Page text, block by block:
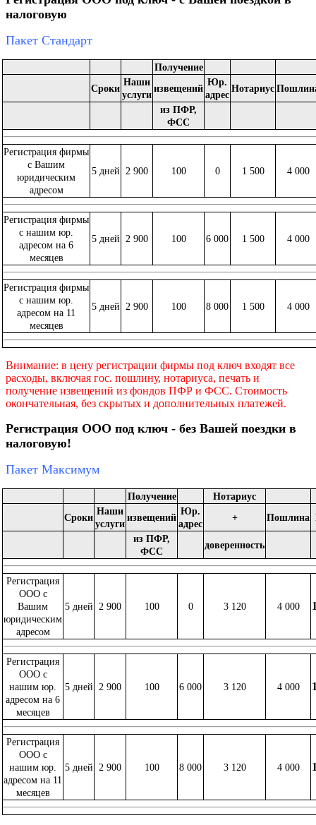
налоговую
Пакет Стандарт
Получение
Сроки
Наши
услуги
извещений
Юр.
адрес
Нотариус
из ПФР,
ФСС
Регистрация фирмы
с Вашим
юридическим
адресом
5 дней 2 900 100 0 1 500 4 000
Регистрация фирмы
с нашим юр.
адресом на 6
месяцев
5 дней 2 900 100 6 000 1 500 4 000
Регистрация фирмы
с нашим юр.
адресом на 11
месяцев
5 дней 2 900 100 8 000 1 500 4 000
Внимание: в цену регистрации фирмы под ключ входят все
расходы, включая гос. пошлину, нотариуса, печать и
получение извещений из фондов ПФР и ФСС. Стоимость
окончательная, без скрытых и дополнительных платежей.
Регистрация ООО под ключ - без Вашей поездки в
налоговую!
Пакет Максимум
Получение
Нотариус
Сроки
Наши
услуги
извещений
Юр.
адрес
+ Пошлина
из ПФР,
ФСС
доверенность
Регистрация
ООО с
Вашим
юридическим
адресом
5 дней 2 900 100 0 3 120 4 000
Регистрация
ООО с
нашим юр.
адресом на 6
месяцев
5 дней 2 900 100 6 000 3 120 4 000
Регистрация
ООО с
нашим юр.
адресом на 11
месяцев
5 дней 2 900 100 8 000 3 120 4 000